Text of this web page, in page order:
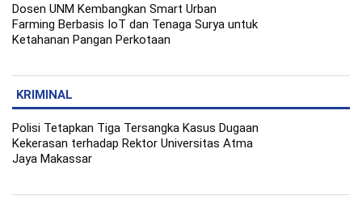
Dosen UNM Kembangkan Smart Urban
Farming Berbasis IoT dan Tenaga Surya untuk
Ketahanan Pangan Perkotaan
KRIMINAL
Polisi Tetapkan Tiga Tersangka Kasus Dugaan
Kekerasan terhadap Rektor Universitas Atma
Jaya Makassar